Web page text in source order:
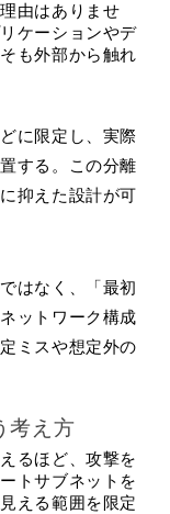
由はありませ
ケーションやデ
も外部から触れ
に限定し、実際
する。この分離
抑えた設計が可
はなく、「最初
ットワーク構成
ミスや想定外の
考え方
るほど、攻撃を
トサブネットを
える範囲を限定